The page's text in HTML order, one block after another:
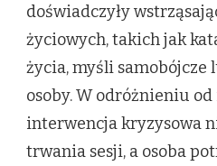
doświadczyły
życiowych, takich jak
życia, myśli
osoby. W odróżnieniu
interwencja kryzysowa
trwania sesji, a osoba